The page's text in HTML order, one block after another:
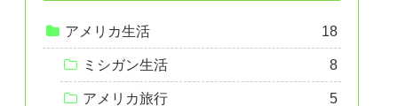
アメリカ生活 18
ミシガン生活 8
アメリカ旅行 5